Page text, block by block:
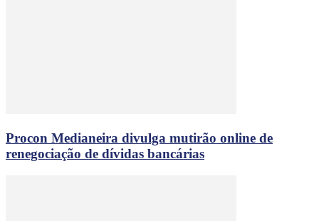
Procon Medianeira divulga mutirão online de
renegociação de dívidas bancárias